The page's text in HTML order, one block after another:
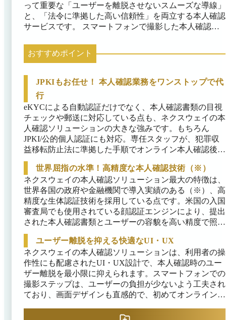
って​重要な「ユーザーを離脱させないスムーズな導線」
と、「法令に準拠した高い信頼性」を両立する本人確認
サービスです。 スマートフォンで撮影した本人確認書
ます。犯罪収益移転防止法といった各種法令にもとづい
た厳重なセキュリティ体制のもと、世界最高水準の生体
可能です。 オンライン本人確認に加えて、本人確認書
類の目視チェックや郵送確認まで一括でサポートしてお
り、本人確認業務をワンストップで任せられます。24時
間365日稼働するデジタル完結フローにより、従来の対
面や郵送による確認に比べ、手間と時間を大幅に短縮で
きる点がメリットです。SMS認証やマイナンバーカード
の読み取りにも対応しており、利用シーンに応じて柔軟
に運用を行えます。 JPKIに対応した本人確認デジタル
認証サービスや郵送での本人確認のための発送・追跡サ
ービスも提供しており、ご利用シーンに応じた様々な本
人確認の仕組みをネクスウェイだけで構築可能です。
「何から始めたらいいのか分からない」「どの本人確認
方式がいいのか相談したい」という状況の企業様にも最
適です。
おすすめポイント
JPKIもお任せ！ 本人確認業務をワンストップで代
行
eKYCによる自動認証だけでなく、本人確認書類の目視
チェックや郵送に対応している点も、ネクスウェイの本
人確認ソリューションの大きな強みです。もちろん
JPKI/公的個人認証にも対応。専任スタッフが、犯罪収
益移転防止法に準拠した手順でオンライン本人確認後の
審査作業を代行し、必要に応じて転送不要郵便による書
類送付・受取確認を行います。リスク情報検索オプショ
ンも用意されており、反社会的勢力やPEPs（政治的に
重要な人物）のデータベース照合も代行可能です。
たとえば、郵送手段を用いることで、高齢者をはじめス
マートフォンでの操作が難しいユーザーや、オンライン
手続きが困難なケースでも、本人確認を完了できます。
世界屈指の水準！高精度な本人確認技術（※）
ネクスウェイの本人確認ソリューション最大の特徴は、
世界各国の政府や金融機関で導入実績のある（※）、高
精度な生体認証技術を採用している点です。米国の入国
審査局でも使用されている顔認証エンジンにより、提出
された本人確認書類とユーザーの容貌を高い精度で照合
できます。まばたきや視線の動きによるライブネス検
知、本人確認書類の厚みチェックといった高度な画像認
識技術により、偽造やなりすましの検知も可能です。
こういった高精度な本人確認技術により、不正登録の防
止につなげられるでしょう。ユーザー企業は安心してオ
ンラインでの取引が可能になり、その顧客も安全にサー
ユーザー離脱を抑える快適なUI・UX
ネクスウェイの本人確認ソリューションは、利用者の操
作性にも配慮されたUI・UX設計で、本人確認時のユー
ザー離脱を最小限に抑えられます。スマートフォンでの
撮影ステップは、ユーザーの負担が少ないよう工夫され
ており、画面デザインも直感的で、初めてオンライン本